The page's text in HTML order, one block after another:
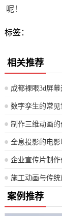
呢！
标签：
相关推荐
成都裸眼3d屏
数字孪生的常
制作三维动画
企业宣传片制作
案例推荐